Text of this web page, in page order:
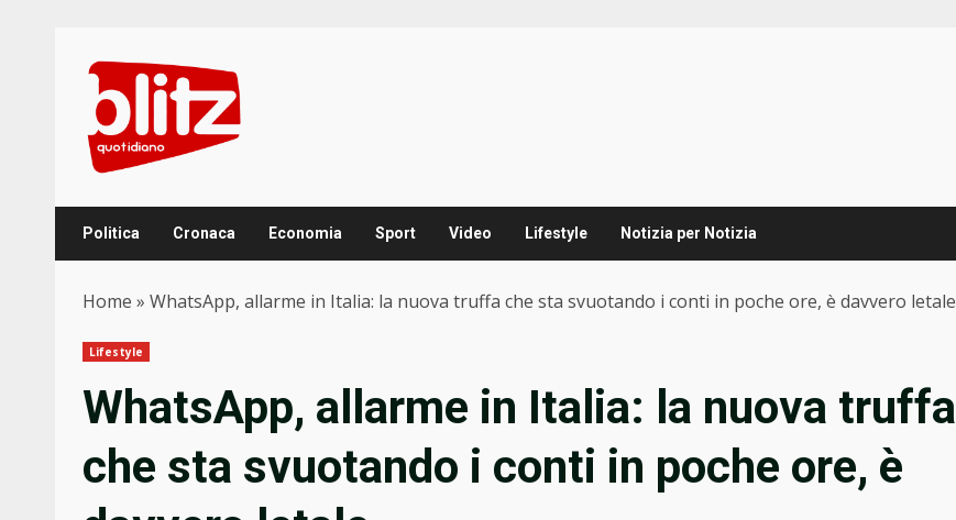
content
Politica Cronaca Economia Sport Video Lifestyle Notizia per Notizia
Home » WhatsApp, allarme in Italia: la nuova truffa che sta svuotando i conti in poche ore, è davvero letale
Lifestyle
WhatsApp, allarme in Italia: la nuova truffa
che sta svuotando i conti in poche ore, è